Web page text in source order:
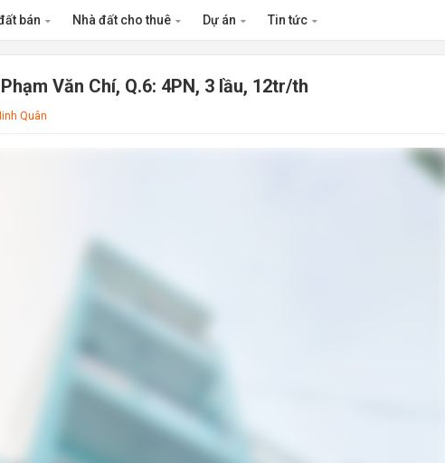
bán Nhà đất cho thuê Dự án Tin tức
Văn Chí, Q.6: 4PN, 3 lầu, 12tr/th
Quân